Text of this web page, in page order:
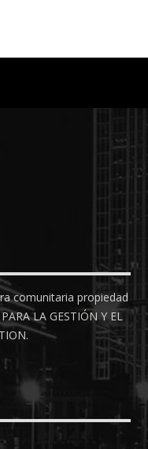
comunitaria propiedad
LA GESTIÓN Y EL